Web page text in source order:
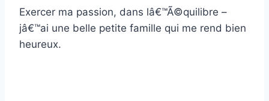
Exercer ma passion, dans lâ€™Ã©quilibre –
jâ€™ai une belle petite famille qui me rend bien
heureux.